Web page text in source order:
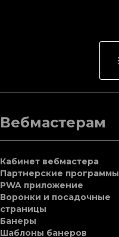
Вебмастерам
Кабинет вебмастера
Партнерские программы
PWA приложение
Воронки и посадочные
страницы
Банеры
Шаблоны банеров